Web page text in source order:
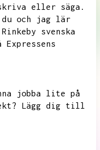
eller säga.
och jag lär
svenska
jobba lite på
Lägg dig till